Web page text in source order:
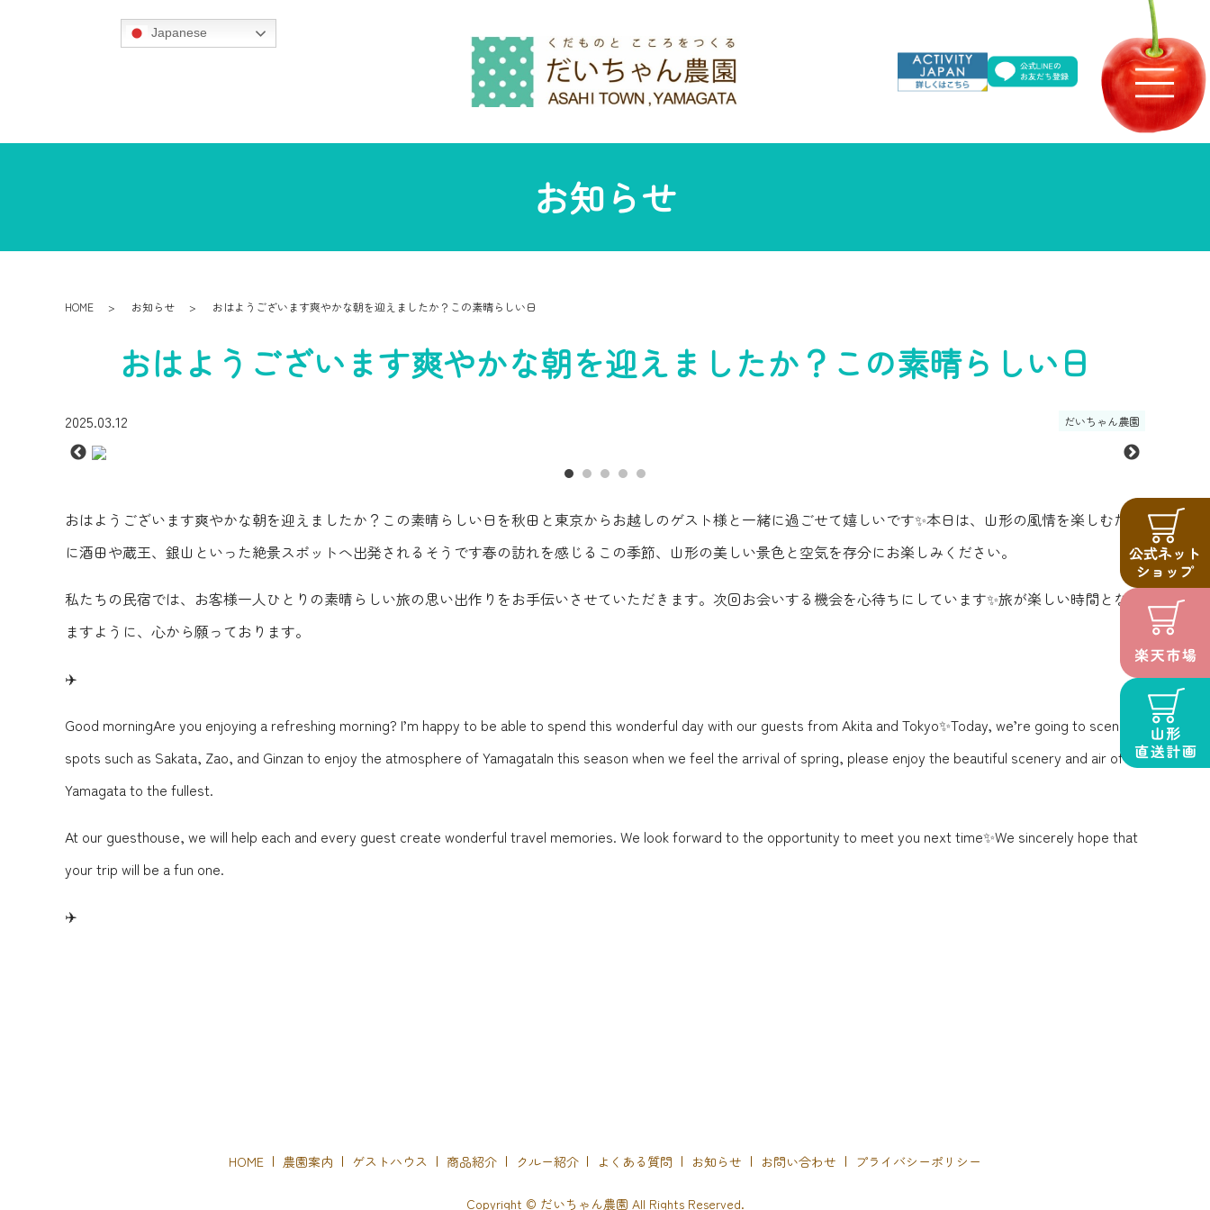
Japanese
お知らせ
HOME お知らせ おはようございます爽やかな朝を迎えましたか？この素晴らしい日
おはようございます爽やかな朝を迎えましたか？この素晴らしい日
2025.03.12 だいちゃん農園
おはようございます爽やかな朝を迎えましたか？この素晴らしい日を秋田と東京からお越しのゲスト様と一緒に過ごせて嬉しいです✨本日は、山形の風情を楽しむため
に酒田や蔵王、銀山といった絶景スポットへ出発されるそうです春の訪れを感じるこの季節、山形の美しい景色と空気を存分にお楽しみください。
私たちの民宿では、お客様一人ひとりの素晴らしい旅の思い出作りをお手伝いさせていただきます。次回お会いする機会を心待ちにしています✨旅が楽しい時間となり
ますように、心から願っております。
️✈️️
Good morningAre you enjoying a refreshing morning? I’m happy to be able to spend this wonderful day with our guests from Akita and Tokyo✨Today, we’re going to scenic
spots such as Sakata, Zao, and Ginzan to enjoy the atmosphere of YamagataIn this season when we feel the arrival of spring, please enjoy the beautiful scenery and air of
Yamagata to the fullest.
At our guesthouse, we will help each and every guest create wonderful travel memories. We look forward to the opportunity to meet you next time✨We sincerely hope that
your trip will be a fun one.
️✈️️
HOME 農園案内 ゲストハウス 商品紹介 クルー紹介 よくある質問 お知らせ お問い合わせ プライバシーポリシー
Copyright © だいちゃん農園 All Rights Reserved.